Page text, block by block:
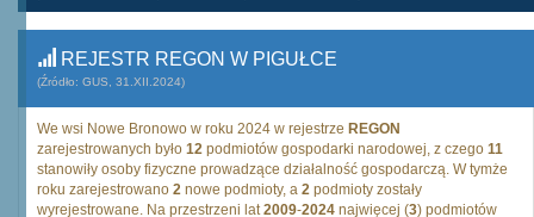
REJESTR REGON W PIGUŁCE
(Źródło: GUS, 31.XII.2024)
We wsi Nowe Bronowo w roku 2024 w rejestrze REGON
zarejestrowanych było 12 podmiotów gospodarki narodowej, z czego 11
stanowiły osoby fizyczne prowadzące działalność gospodarczą. W tymże
roku zarejestrowano 2 nowe podmioty, a 2 podmioty zostały
wyrejestrowane. Na przestrzeni lat2009-2024 najwięcej (3) podmiotów